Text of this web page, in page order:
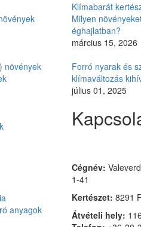
növények
anyagok
Klímabarát
Milyen
éghajlatban?
március 15, 2026
Forró nyarak és
klímaváltozás
július 01, 2025
Cégnév:
1-41
Kertészet: 8291
Átvételi hely: